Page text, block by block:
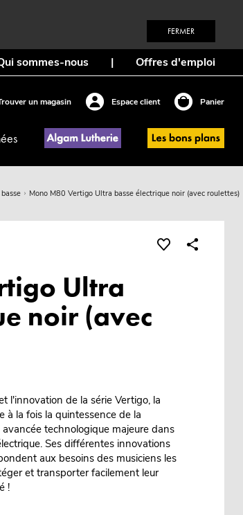
FERMER
sommes-nous | Offres d'emploi
un magasin Espace client Panier
Mono M80 Vertigo Ultra basse électrique noir (avec roulettes)
Ultra
noir (avec
l'innovation de la série Vertigo, la
à la fois la quintessence de la
technologique majeure dans
Ses différentes innovations
aux besoins des musiciens les
et transporter facilement leur
!